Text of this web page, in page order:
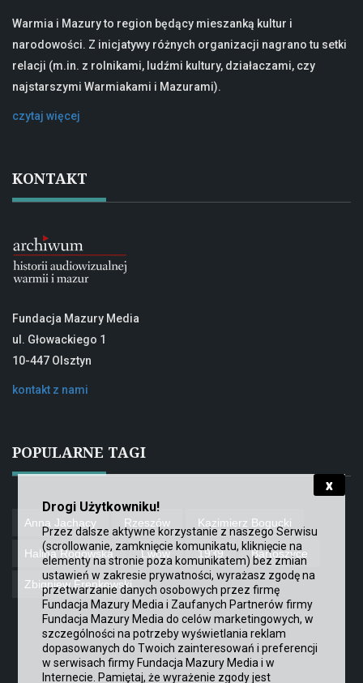
Warmia i Mazury to region będący mieszanką kultur i
narodowości. Z inicjatywy różnych organizacji nagrano tu setki
relacji (m.in. z rolnikami, ludźmi kultury, działaczami, czy
najstarszymi Warmiakami i Mazurami).
czytaj więcej
KONTAKT
Fundacja Mazury Media
ul. Głowackiego 1
10-447 Olsztyn
kontakt z nami
POPULARNE TAGI
Anna Jachacy Rzeszów Kazimierz Bogucki
Halina Rogowska Lwów 1939 Bartoszyce
Zbigniew Frenkowski
Drogi Użytkowniku!
x
Przez dalsze aktywne korzystanie z naszego Serwisu
(scrollowanie, zamknięcie komunikatu, kliknięcie na
elementy na stronie poza komunikatem) bez zmian
ustawień w zakresie prywatności, wyrażasz zgodę na
przetwarzanie danych osobowych przez firmę
Fundacja Mazury Media i Zaufanych Partnerów firmy
Fundacja Mazury Media do celów marketingowych, w
szczególności na potrzeby wyświetlania reklam
dopasowanych do Twoich zainteresowań i preferencji
w serwisach firmy Fundacja Mazury Media i w
Internecie. Pamiętaj, że wyrażenie zgody jest